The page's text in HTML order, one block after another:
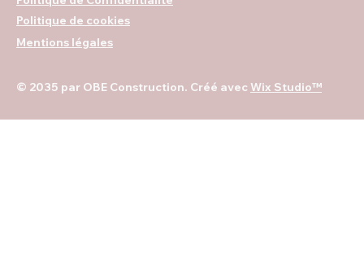
© 2035 par OBE Construction. Créé avec Wix Studio™
Politique de cookies
Mentions légales